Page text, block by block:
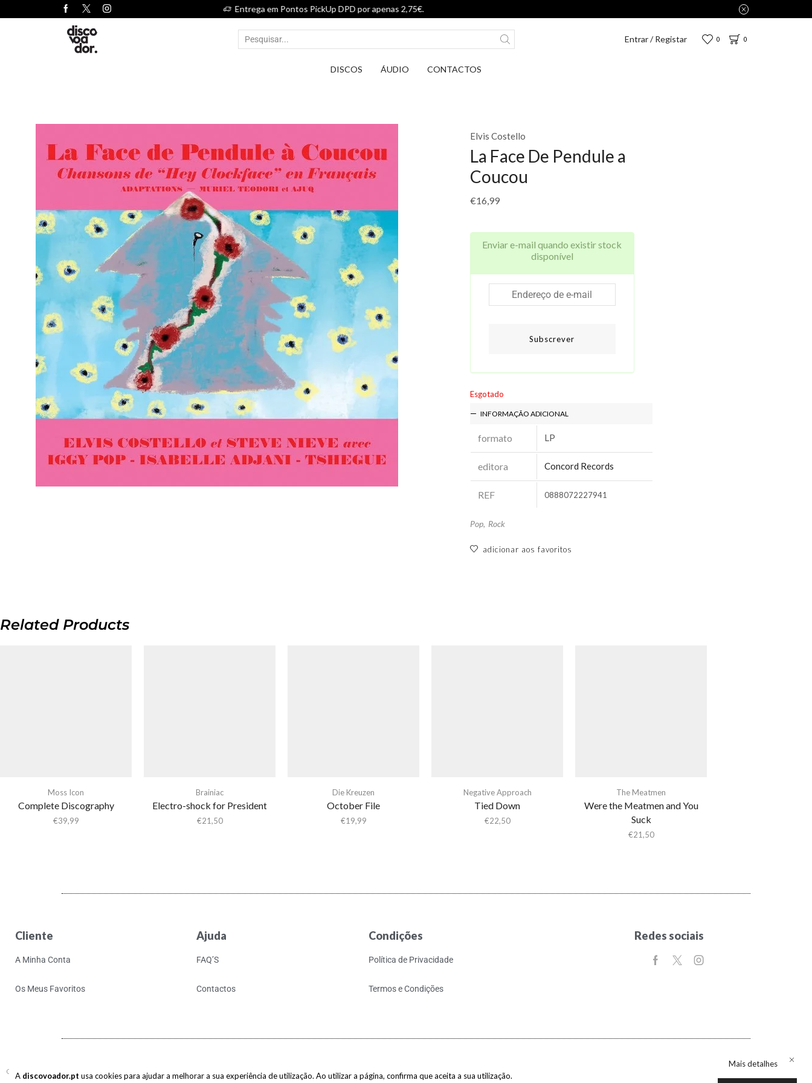
Entrega em Pontos PickUp DPD por apenas 2,75€.
Entrar / Registar 0 0
DISCOS ÁUDIO CONTACTOS
Elvis Costello
La Face De Pendule a
Coucou
€16,99
Enviar e-mail quando existir stock
disponível
Subscrever
Esgotado
INFORMAÇÃO ADICIONAL
formato LP
editora Concord Records
REF 0888072227941
Pop, Rock
adicionar aos favoritos
Related Products
Moss Icon
Complete Discography
€39,99
Brainiac
Electro-shock for President
€21,50
Die Kreuzen
October File
€19,99
Negative Approach
Tied Down
€22,50
The Meatmen
Were the Meatmen and You
Suck
€21,50
A discovoador.pt usa cookies para ajudar a melhorar a sua experiência de utilização. Ao utilizar a página, confirma que aceita a sua utilização.
Mais detalhes
Cliente
A Minha Conta
Os Meus Favoritos
Ajuda
FAQ’S
Contactos
Condições
Política de Privacidade
Termos e Condições
Redes sociais
Copyright © 2017-2026 discovoador. Todos os direitos reservados.